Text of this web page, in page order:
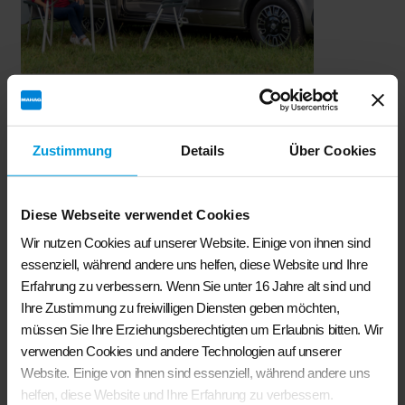
Zustimmung Details Über Cookies
Diese Webseite verwendet Cookies
Wir nutzen Cookies auf unserer Website. Einige von ihnen sind
essenziell, während andere uns helfen, diese Website und Ihre
Erfahrung zu verbessern. Wenn Sie unter 16 Jahre alt sind und
Ihre Zustimmung zu freiwilligen Diensten geben möchten,
müssen Sie Ihre Erziehungsberechtigten um Erlaubnis bitten. Wir
verwenden Cookies und andere Technologien auf unserer
Website. Einige von ihnen sind essenziell, während andere uns
helfen, diese Website und Ihre Erfahrung zu verbessern.
BRANDRUP® – Rollmarkisen- Seitenwand
BRANDRUP®- Rollmarkisen-Seitenwand
Design: Reflexsilver/Red Gold
In den Warenkorb